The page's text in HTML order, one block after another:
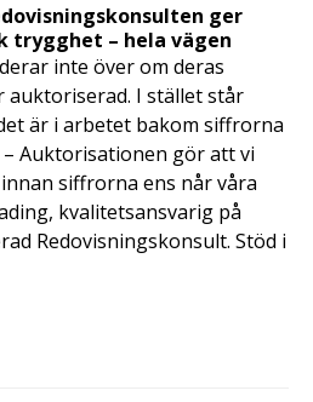
ger
trygghet – hela vägen
inte över om deras
auktoriserad. I stället står
är i arbetet bakom siffrorna
Auktorisationen gör att vi
siffrorna ens når våra
kvalitetsansvarig på
Redovisningskonsult. Stöd i